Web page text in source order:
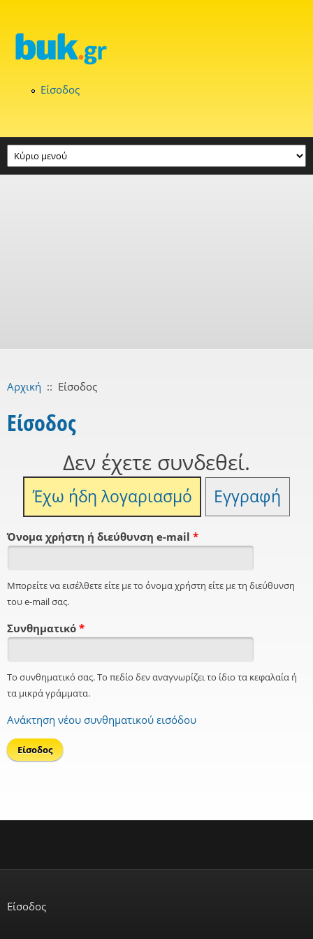
Είσοδος
Αρχική :: Είσοδος
Είσοδος
Δεν έχετε συνδεθεί.
Έχω ήδη λογαριασμό Εγγραφή
Όνομα χρήστη ή διεύθυνση e-mail *
Μπορείτε να εισέλθετε είτε με το όνομα χρήστη είτε με τη διεύθυνση
του e-mail σας.
Συνθηματικό *
Το συνθηματικό σας. Το πεδίο δεν αναγνωρίζει το ίδιο τα κεφαλαία ή
τα μικρά γράμματα.
Ανάκτηση νέου συνθηματικού εισόδου
Είσοδος